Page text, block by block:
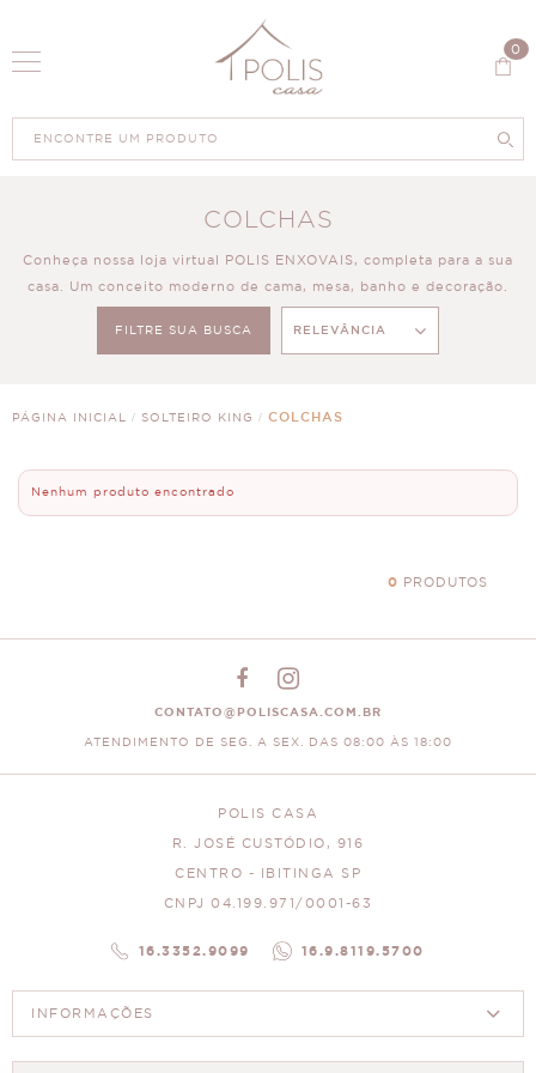
0
COLCHAS
Conheça nossa loja virtual POLIS ENXOVAIS, completa para a sua
casa. Um conceito moderno de cama, mesa, banho e decoração.
FILTRE SUA BUSCA RELEVÂNCIA
PÁGINA INICIAL SOLTEIRO KING COLCHAS
Nenhum produto encontrado
0 PRODUTOS
CONTATO@POLISCASA.COM.BR
ATENDIMENTO DE SEG. A SEX. DAS 08:00 ÀS 18:00
POLIS CASA
R. JOSÉ CUSTÓDIO, 916
CENTRO - IBITINGA SP
CNPJ 04.199.971/0001-63
16.3352.9099 16.9.8119.5700
INFORMAÇÕES